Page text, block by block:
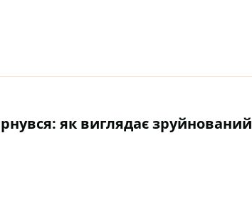
як виглядає зруйнований